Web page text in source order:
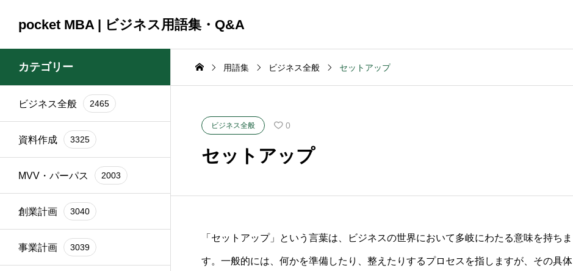
pocket MBA | ビジネス用語集・Q&A
資料作成
ン
2025.09.23
ブランド再構築の際に
関係者を巻き込むコツ
は？
2025.09.23
銀行交渉の一般的な期
間はどれくらいです
カテゴリー
ビジネス全般 2465
資料作成 3325
MVV・パーパス 2003
創業計画 3040
事業計画 3039
用語集 ビジネス全般 セットアップ
ビジネス全般 0
セットアップ
「セットアップ」という言葉は、ビジネスの世界において多岐にわたる意味を持ちま
す。一般的には、何かを準備したり、整えたりするプロセスを指しますが、その具体